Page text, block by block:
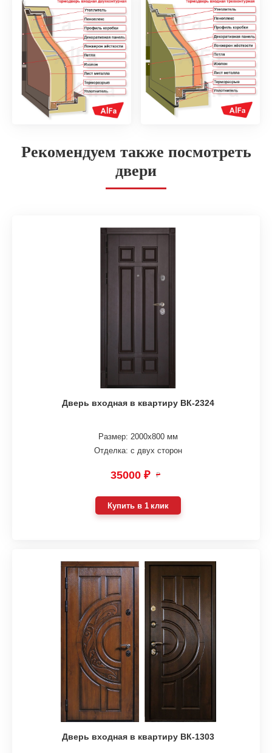
Рекомендуем также посмотреть
двери
Дверь входная в квартиру ВК-2324
Размер: 2000х800 мм
Отделка: с двух сторон
35000 ₽ ₽
Купить в 1 клик
Дверь входная в квартиру ВК-1303